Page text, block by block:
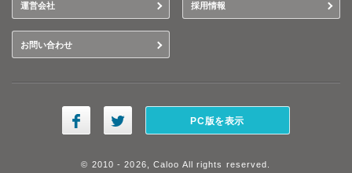
運営会社 採用情報
お問い合わせ
PC版を表示
© 2010 - 2026, Caloo All rights reserved.